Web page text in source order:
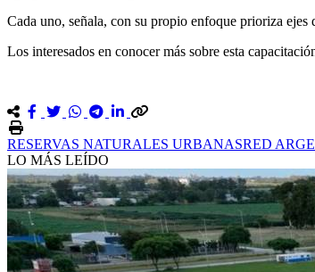
Cada uno, señala, con su propio enfoque prioriza
Los interesados en conocer más sobre esta
RESERVAS NATURALES URBANASRED
LO MÁS LEÍDO